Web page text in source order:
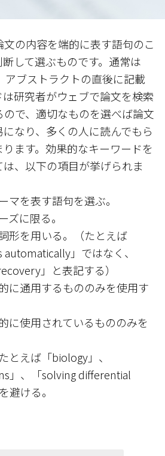
の内容を端的に表す語句のこ
して選ぶものです。通常は
アブストラクトの直後に記載
は研究者がウェブで論文を検索
で、適切なものを選べば論文
なり、多くの人に読んでもら
ます。効果的なキーワードを
、以下の項目が挙げられま
マを表す語句を選ぶ。
ズに限る。
形を用いる。（たとえば
automatically」ではなく、
」と表記する）
に通用するもののみを使用す
に使用されているもののみを
とえば「biology」、
」、「solving differential
避ける。